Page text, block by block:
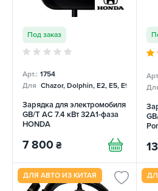
Под заказ
Арт.: 1754
Для Chazor, Dolphin, E2, E5, E9,
Зарядка для электромобиля
GB/T AC 7.4 кВт 32A1-фаза
HONDA
7 800 ₴
ДЛЯ АВТО ИЗ КИТАЯ